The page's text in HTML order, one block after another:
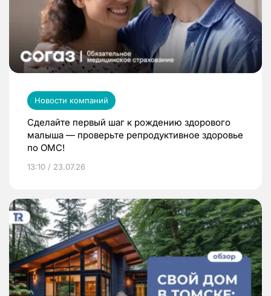
Новости компаний
Сделайте первый шаг к рождению здорового
малыша — проверьте репродуктивное здоровье
по ОМС!
13:10 / 23.07.26